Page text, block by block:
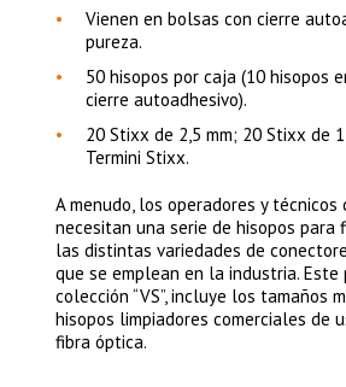
Vienen en bolsas con cierre
pureza.
50 hisopos por caja (10 hisopos
cierre autoadhesivo).
20 Stixx de 2,5 mm; 20 Stixx de
Termini Stixx.
A menudo, los operadores y técnicos
necesitan una serie de hisopos para
las distintas variedades de
que se emplean en la industria. Este
colección “VS”, incluye los tamaños
hisopos limpiadores comerciales de
fibra óptica.